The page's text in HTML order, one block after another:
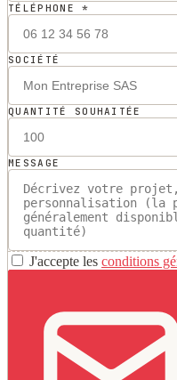
TÉLÉPHONE *
SOCIÉTÉ
QUANTITÉ SOUHAITÉE
MESSAGE
J'accepte les conditions